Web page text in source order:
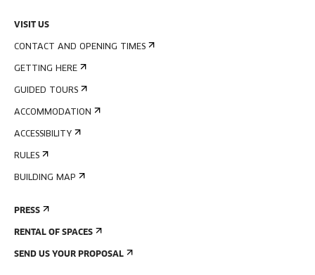
VISIT US
CONTACT AND OPENING TIMES
GETTING HERE
GUIDED TOURS
ACCOMMODATION
ACCESSIBILITY
RULES
BUILDING MAP
PRESS
RENTAL OF SPACES
SEND US YOUR PROPOSAL